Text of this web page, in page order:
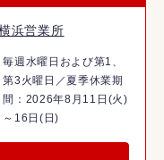
浜営業所
毎週水曜日および第1、
第3火曜日／夏季休業期
間：2026年8月11日(火)
～16日(日)